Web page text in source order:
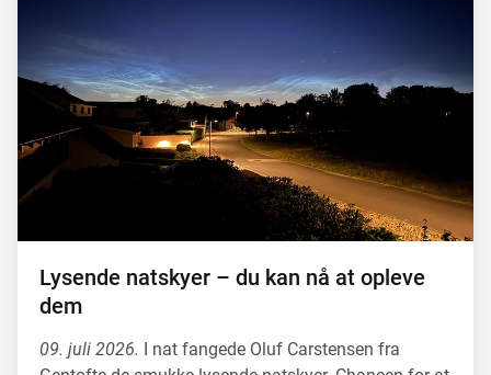
Lysende natskyer – du kan nå at opleve
dem
09. juli 2026.
I nat fangede Oluf Carstensen fra